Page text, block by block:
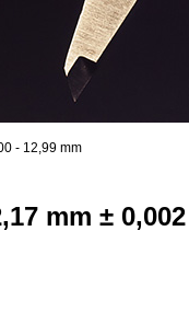
- 12,99 mm
mm ±